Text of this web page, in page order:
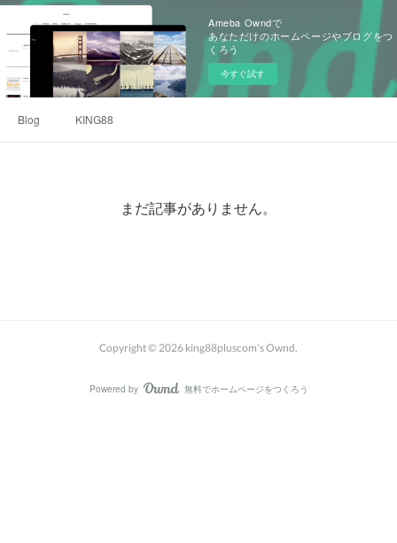
Ameba Owndで
あなただけのホームページやブログをつ
くろう
今すぐ試す
Blog KING88
まだ記事がありません。
Copyright © 2026 king88pluscom's Ownd.
Powered by AmebaOwnd
無料でホームページをつくろう